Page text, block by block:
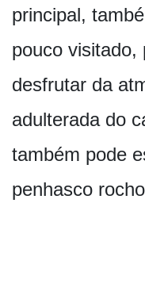
principal,
pouco visitado,
desfrutar da
adulterada do
também pode
penhasco